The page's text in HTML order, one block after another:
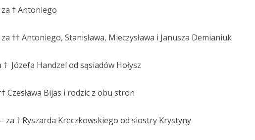
za † Antoniego
za †† Antoniego, Stanisława, Mieczysława i Janusza Demianiuk
† Józefa Handzel od sąsiadów Hołysz
Czesława Bijas i rodzic z obu stron
za † Ryszarda Kreczkowskiego od siostry Krystyny